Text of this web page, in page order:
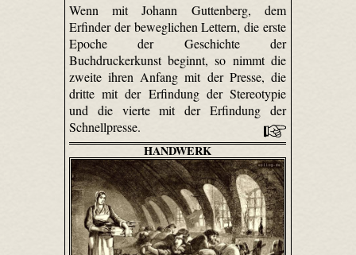
Wenn mit Johann Guttenberg, dem
Erfinder der beweglichen Lettern, die erste
Epoche der Geschichte der
Buchdruckerkunst beginnt, so nimmt die
zweite ihren Anfang mit der Presse, die
dritte mit der Erfindung der Stereotypie
und die vierte mit der Erfindung der
Schnellpresse.
HANDWERK